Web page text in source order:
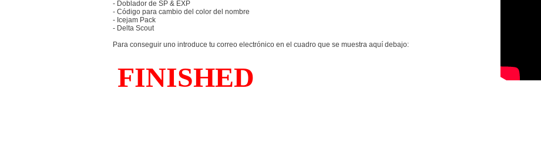
- Doblador de SP & EXP
- Código para cambio del color del nombre
- Icejam Pack
- Delta Scout
Para conseguir uno introduce tu correo electrónico en el cuadro que se muestra aquí debajo: